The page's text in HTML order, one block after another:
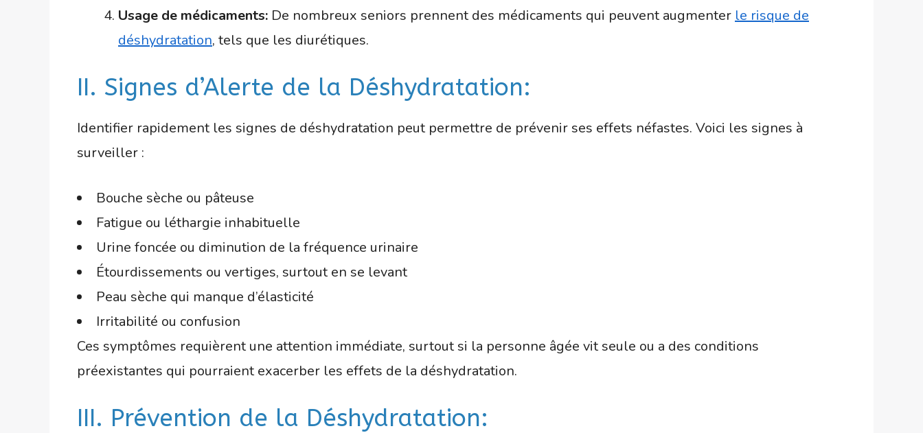
Usage de médicaments: De nombreux seniors prennent des médicaments qui peuvent augmenter le risque de
déshydratation, tels que les diurétiques.
II. Signes d’Alerte de la Déshydratation:
Identifier rapidement les signes de déshydratation peut permettre de prévenir ses effets néfastes. Voici les signes à
surveiller :
Bouche sèche ou pâteuse
Fatigue ou léthargie inhabituelle
Urine foncée ou diminution de la fréquence urinaire
Étourdissements ou vertiges, surtout en se levant
Peau sèche qui manque d’élasticité
Irritabilité ou confusion
Ces symptômes requièrent une attention immédiate, surtout si la personne âgée vit seule ou a des conditions
préexistantes qui pourraient exacerber les effets de la déshydratation.
III. Prévention de la Déshydratation: